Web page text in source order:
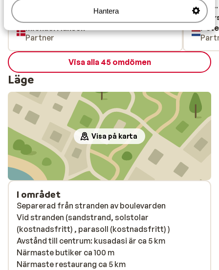
Hantera
Michael Hansen
Partner
lopen.
Visa alla 45 omdömen
Läge
Visa på karta
I området
Separerad från stranden av boulevarden
Vid stranden (sandstrand, solstolar
(kostnadsfritt) , parasoll (kostnadsfritt) )
Avstånd till centrum: kusadasi är ca 5 km
Närmaste butiker ca 100 m
Närmaste restaurang ca 5 km